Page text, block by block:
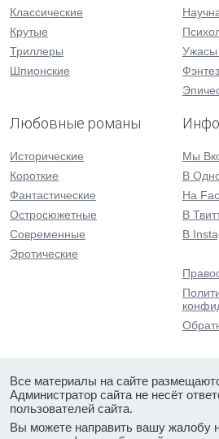
Классические
Крутые
Триллеры
Шпионские
Ужасы
Любовные романы
Исторические
Короткие
Фантастические
Остросюжетные
Современные
Эротические
Мы
В
На
В
В
Все материалы на сайте
Администратор сайта не несёт
пользователей сайта.
Вы можете направить вашу жалобу